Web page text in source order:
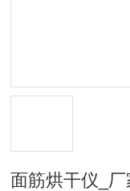
面筋烘干仪_